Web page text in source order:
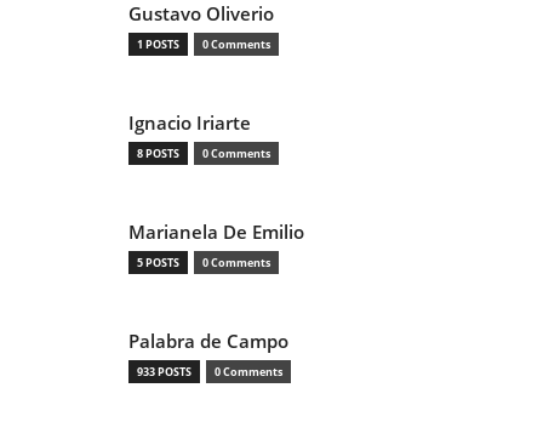
Gustavo Oliverio
1 POSTS 0 Comments
Ignacio Iriarte
8 POSTS 0 Comments
Marianela De Emilio
5 POSTS 0 Comments
Palabra de Campo
933 POSTS 0 Comments